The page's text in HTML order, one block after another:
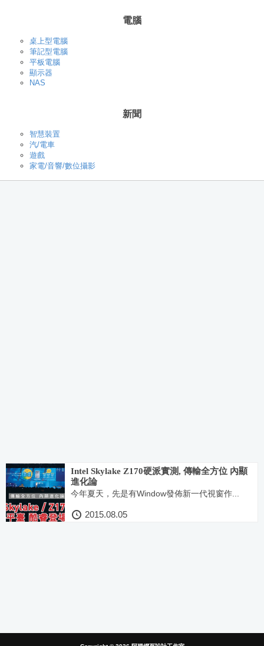
電腦
桌上型電腦
筆記型電腦
平板電腦
顯示器
NAS
新聞
智慧裝置
汽/電車
遊戲
家電/音響/數位攝影
Intel Skylake Z170硬派實測, 傳輸全方位 內顯
進化論
今年夏天，先是有Window發佈新一代視窗作...
2015.08.05